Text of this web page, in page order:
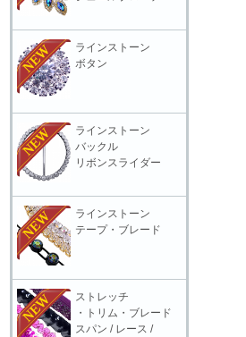
ラインストーン
ボタン
ラインストーン
バックル
リボンスライダー
ラインストーン
テープ・ブレード
ストレッチ
・トリム・ブレード
スパン / レース /